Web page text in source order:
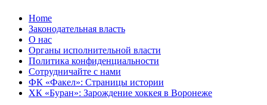
Перейти
содержанию
Home
Законодательная власть
О нас
Органы исполнительной власти
Политика конфиденциальности
Сотрудничайте с нами
ФК «Факел»: Страницы истории
ХК «Буран»: Зарождение хоккея в Воронеже